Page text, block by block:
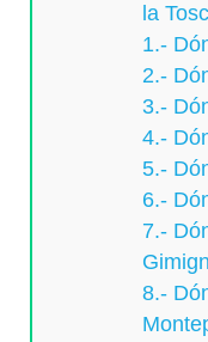
la
1.-
2.-
3.-
4.-
5.-
6.-
7.-
8.-